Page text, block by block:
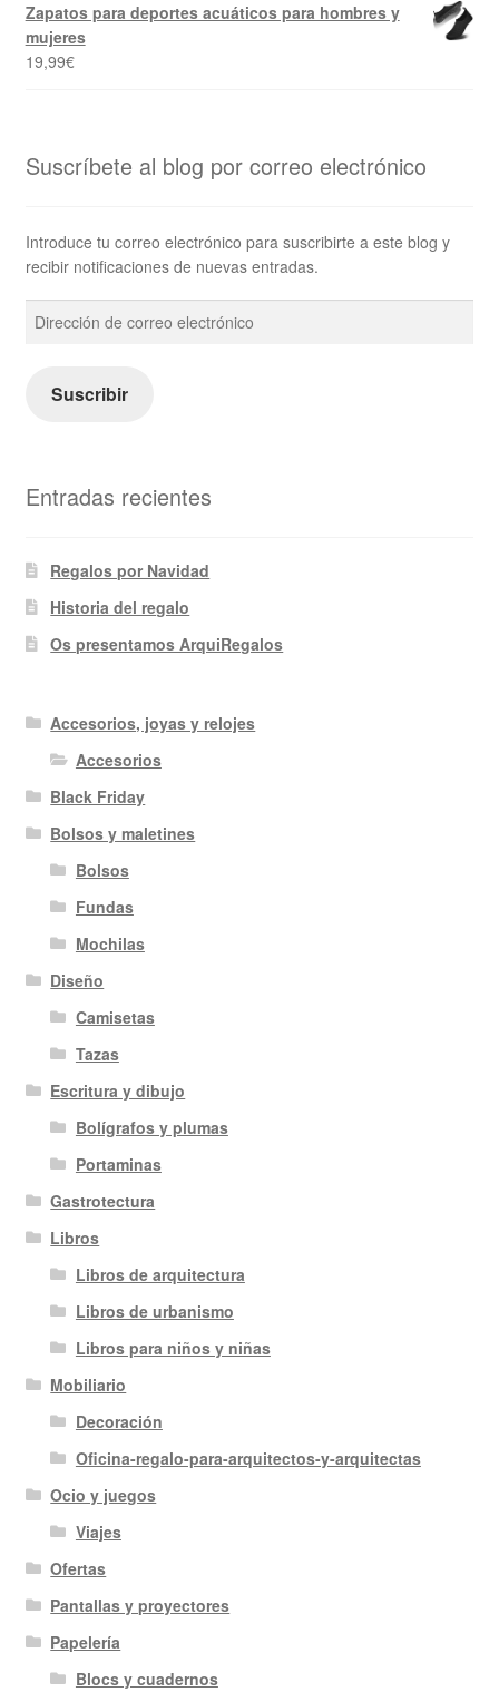
Zapatos para deportes acuáticos para hombres y
mujeres
19,99€
Suscríbete al blog por correo electrónico
Introduce tu correo electrónico para suscribirte a este blog y
recibir notificaciones de nuevas entradas.
Dirección
de
electrónico
Suscribir
Entradas recientes
Regalos por Navidad
Historia del regalo
Os presentamos ArquiRegalos
Accesorios, joyas y relojes
Accesorios
Black Friday
Bolsos y maletines
Bolsos
Fundas
Mochilas
Diseño
Camisetas
Tazas
Escritura y dibujo
Bolígrafos y plumas
Portaminas
Gastrotectura
Libros
Libros de arquitectura
Libros de urbanismo
Libros para niños y niñas
Mobiliario
Decoración
Oficina-regalo-para-arquitectos-y-arquitectas
Ocio y juegos
Viajes
Ofertas
Pantallas y proyectores
Papelería
Blocs y cuadernos